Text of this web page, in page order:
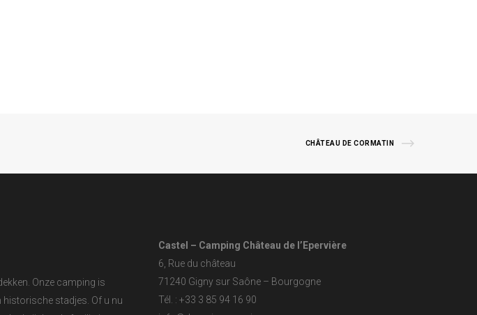
CHÂTEAU DE CORMATIN
Onze camping is
historische stadjes. Of u nu
Castel – Camping Château de l’Epervière
6, Rue du château
71240 Gigny sur Saône – Bourgogne
Tél. : +33 3 85 94 16 90